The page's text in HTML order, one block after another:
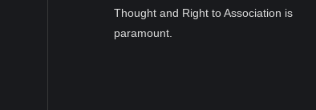
Thought and Right to Association is
paramount.